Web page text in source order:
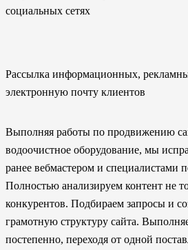
социальных сетях
Рассылка информационных,
электронную почту клиентов
Выполняя работы по продвижению
водоочистное оборудование, мы
ранее вебмастером и специалистами
Полностью анализируем контент не
конкурентов. Подбираем запросы и
грамотную структуру сайта.
постепенно, переходя от одной